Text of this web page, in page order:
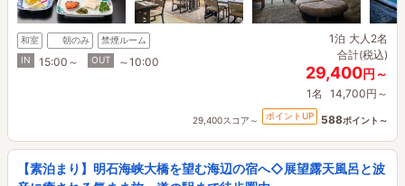
和室 朝のみ
禁煙ルーム
IN
15:00～ OUT ～10:00
1泊 大人2名
合計(税込)
29,400円～
1名 14,700円～
29,400スコア～ ポイントUP 588ポイント～
【素泊まり】明石海峡大橋を望む海辺の宿へ◇展望露天風呂と波